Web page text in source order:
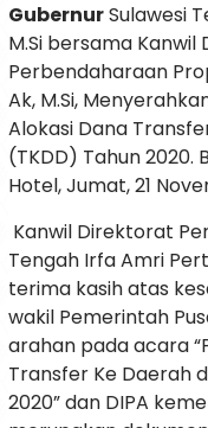
GubernurSulawesi
M.Si bersama
Perbendaharaan
Ak, M.Si,
Alokasi Dana
(TKDD) Tahun
Hotel, Jumat, 21
Kanwil Direktorat
Tengah Irfa Amri
terima kasih atas
wakil Pemerintah
arahan pada acara
Transfer Ke Daerah
2020” dan DIPA